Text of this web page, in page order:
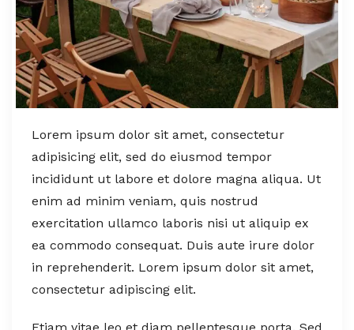
Lorem ipsum dolor sit amet, consectetur
adipisicing elit, sed do eiusmod tempor
incididunt ut labore et dolore magna aliqua. Ut
enim ad minim veniam, quis nostrud
exercitation ullamco laboris nisi ut aliquip ex
ea commodo consequat. Duis aute irure dolor
in reprehenderit. Lorem ipsum dolor sit amet,
consectetur adipiscing elit.